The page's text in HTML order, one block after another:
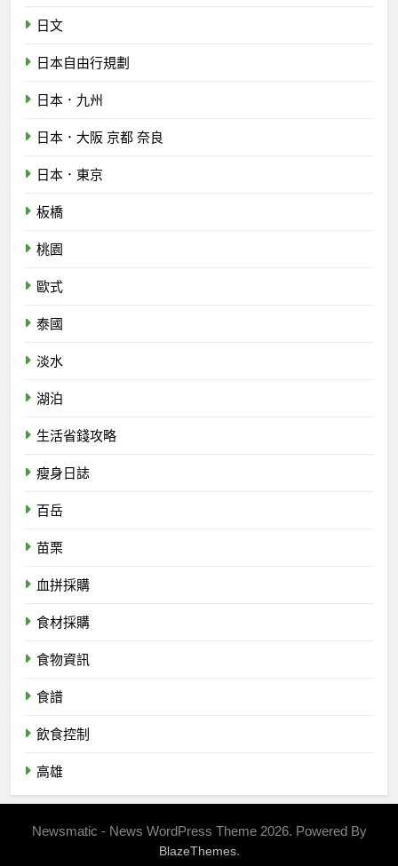
日文
日本自由行規劃
日本．九州
日本．大阪 京都 奈良
日本．東京
板橋
桃園
歐式
泰國
淡水
湖泊
生活省錢攻略
瘦身日誌
百岳
苗栗
血拼採購
食材採購
食物資訊
食譜
飲食控制
高雄
Newsmatic - News WordPress Theme 2026. Powered By
BlazeThemes.